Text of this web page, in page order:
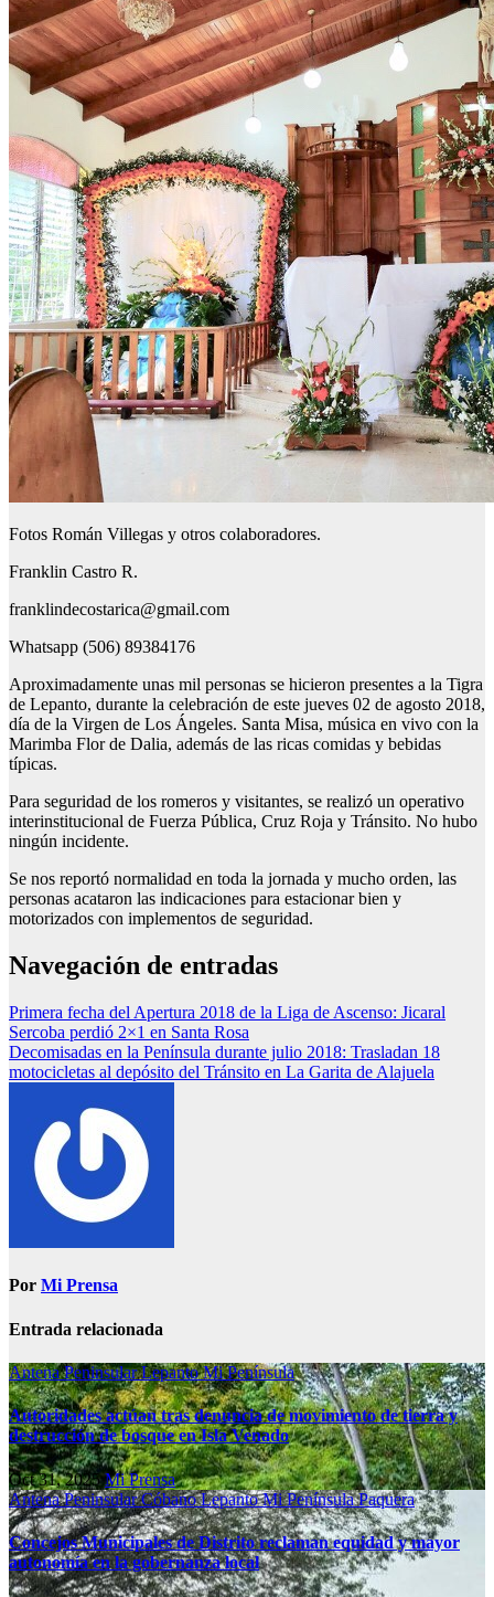
Fotos Román Villegas y otros colaboradores.
Franklin Castro R.
franklindecostarica@gmail.com
Whatsapp (506) 89384176
Aproximadamente unas mil personas se hicieron presentes a la Tigra
de Lepanto, durante la celebración de este jueves 02 de agosto 2018,
día de la Virgen de Los Ángeles. Santa Misa, música en vivo con la
Marimba Flor de Dalia, además de las ricas comidas y bebidas
típicas.
Para seguridad de los romeros y visitantes, se realizó un operativo
interinstitucional de Fuerza Pública, Cruz Roja y Tránsito. No hubo
ningún incidente.
Se nos reportó normalidad en toda la jornada y mucho orden, las
personas acataron las indicaciones para estacionar bien y
motorizados con implementos de seguridad.
Navegación de entradas
Primera fecha del Apertura 2018 de la Liga de Ascenso: Jicaral
Sercoba perdió 2×1 en Santa Rosa
Decomisadas en la Península durante julio 2018: Trasladan 18
motocicletas al depósito del Tránsito en La Garita de Alajuela
Por Mi Prensa
Entrada relacionada
Antena PeninsularLepantoMi Península
Autoridades actúan tras denuncia de movimiento de tierra y
destrucción de bosque en Isla Venado
Oct 31, 2025Mi Prensa
Antena PeninsularCóbanoLepantoMi PenínsulaPaquera
Concejos Municipales de Distrito reclaman equidad y mayor
autonomía en la gobernanza local